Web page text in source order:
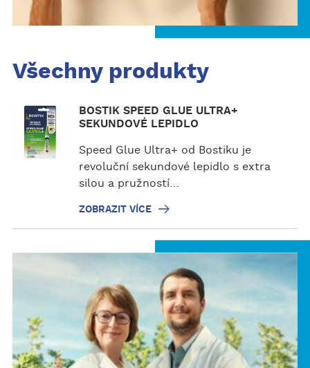
Všechny produkty
í
BOSTIK SPEED GLUE ULTRA+
SEKUNDOVÉ LEPIDLO
Speed Glue Ultra+ od Bostiku je
revoluční sekundové lepidlo s extra
silou a pružností…
ZOBRAZIT VÍCE